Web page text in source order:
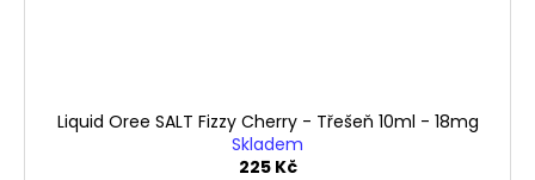
Liquid Oree SALT Fizzy Cherry - Třešeň 10ml - 18mg
Skladem
225 Kč